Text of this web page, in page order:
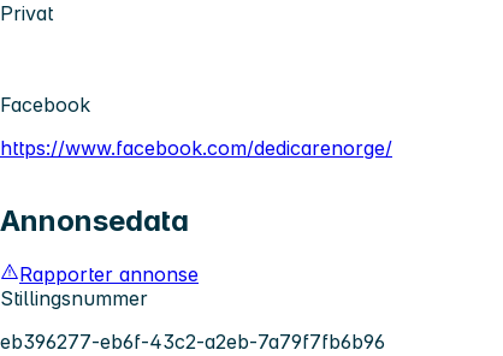
Privat
Facebook
https://www.facebook.com/dedicarenorge/
Annonsedata
Rapporter annonse
Stillingsnummer
eb396277-eb6f-43c2-a2eb-7a79f7fb6b96